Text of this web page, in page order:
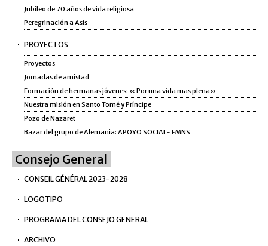
Jubileo de 70 años de vida religiosa
Peregrinación a Asís
PROYECTOS
Proyectos
Jornadas de amistad
Formación de hermanas jóvenes: « Por una vida mas plena»
Nuestra misión en Santo Tomé y Príncipe
Pozo de Nazaret
Bazar del grupo de Alemania: APOYO SOCIAL- FMNS
Consejo General
CONSEIL GÉNÉRAL 2023-2028
LOGOTIPO
PROGRAMA DEL CONSEJO GENERAL
ARCHIVO